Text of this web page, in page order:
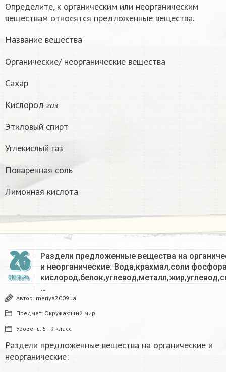
Определите, к органическим или неорганическим
веществам относятся предложенные вещества.
Название вещества
Органические/ неорганические вещества
Сахар
Кислород
г а з
Этиловый спирт
Углекислый газ
Поваренная соль
Лимонная кислота
26
ОКТЯБРЬ
Раздели предложенные вещества на
и неорганические: Вода,крахмал,соли
…
Автор: mariya2009ua
Предмет: Окружающий мир
Уровень: 5 - 9 класс
Раздели предложенные вещества на органические и
неорганические: